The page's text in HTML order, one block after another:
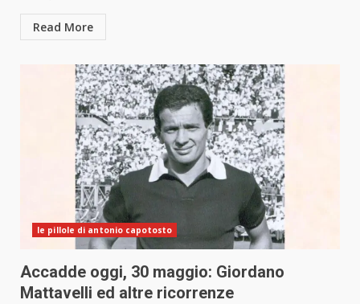
Read More
le pillole di antonio capotosto
Accadde oggi, 30 maggio: Giordano
Mattavelli ed altre ricorrenze